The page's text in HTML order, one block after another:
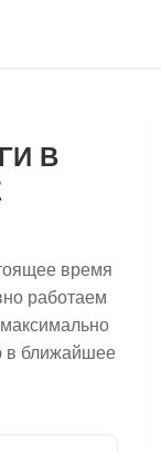
В
время
работаем
в ближайшее